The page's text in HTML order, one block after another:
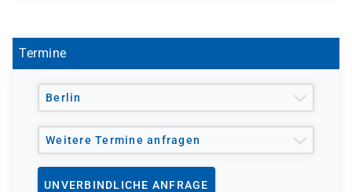
- regionale Einrichtungen
und andere Träger möglich
Termine
Berlin
Weitere Termine anfragen
UNVERBINDLICHE ANFRAGE